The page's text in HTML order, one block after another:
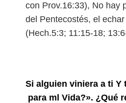
con Prov.16:33), No hay
del Pentecostés, el
(Hech.5:3; 11:15-18;
Si alguien viniera a ti Y
para ml Vida?». ¿Qué